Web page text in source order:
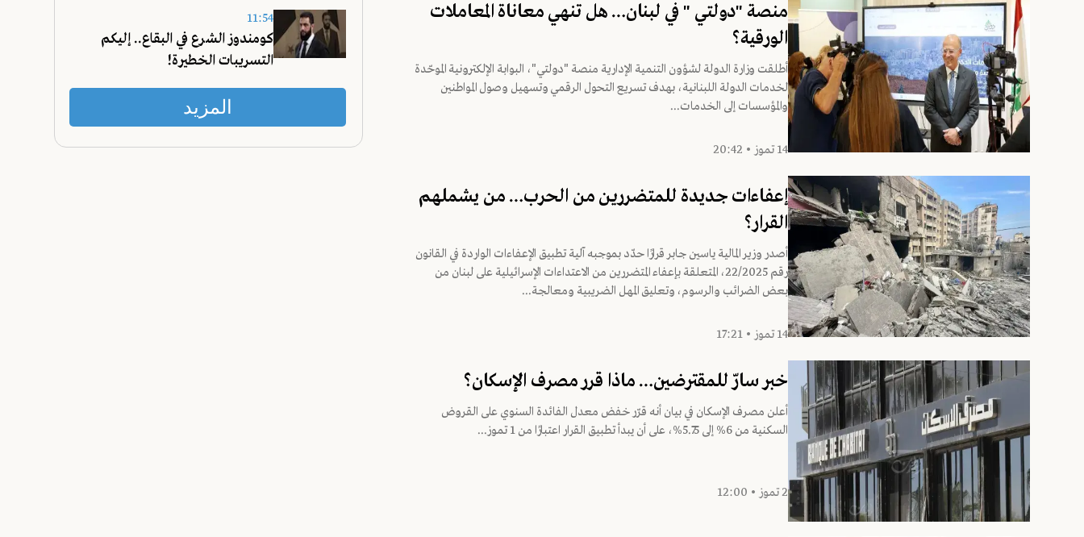
منصة "دولتي " في لبنان… هل تنهي معاناة المعاملات
الورقية؟
أطلقت وزارة الدولة لشؤون التنمية الإدارية منصة "دولتي"، البوابة الإلكترونية الموحّدة
لخدمات الدولة اللبنانية، بهدف تسريع التحول الرقمي وتسهيل وصول المواطنين
والمؤسسات إلى الخدمات...
14 تموز • 20:42
إعفاءات جديدة للمتضررين من الحرب… من يشملهم
القرار؟
أصدر وزير المالية ياسين جابر قرارًا حدّد بموجبه آلية تطبيق الإعفاءات الواردة في القانون
رقم 22/2025، المتعلقة بإعفاء المتضررين من الاعتداءات الإسرائيلية على لبنان من
بعض الضرائب والرسوم، وتعليق المهل الضريبية ومعالجة...
14 تموز • 17:21
خبر سارّ للمقترضين… ماذا قرر مصرف الإسكان؟
أعلن مصرف الإسكان في بيان أنه قرّر خفض معدل الفائدة السنوي على القروض
السكنية من 6% إلى 5.75%، على أن يبدأ تطبيق القرار اعتبارًا من 1 تموز...
2 تموز • 12:00
11:54
كومندوز الشرع في البقاع.. إليكم
التسريبات الخطيرة!
المزيد